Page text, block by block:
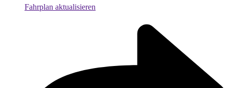
Fahrplan aktualisieren